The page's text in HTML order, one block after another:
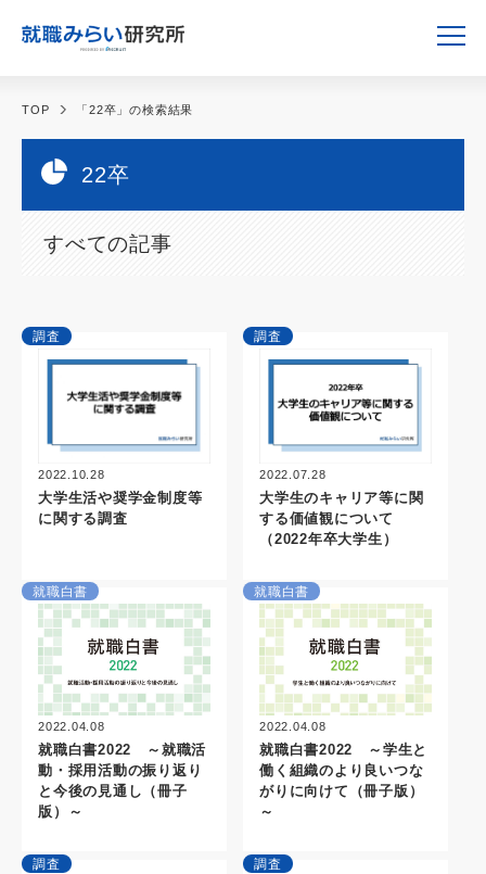
TOP 「22卒」の検索結果
22卒
すべての記事
調査
2022.10.28
大学生活や奨学金制度等
に関する調査
調査
2022.07.28
大学生のキャリア等に関
する価値観について
（2022年卒大学生）
就職白書
2022.04.08
就職白書2022 ～就職活
動・採用活動の振り返り
と今後の見通し（冊子
版）～
就職白書
2022.04.08
就職白書2022 ～学生と
働く組織のより良いつな
がりに向けて（冊子版）
～
調査 調査